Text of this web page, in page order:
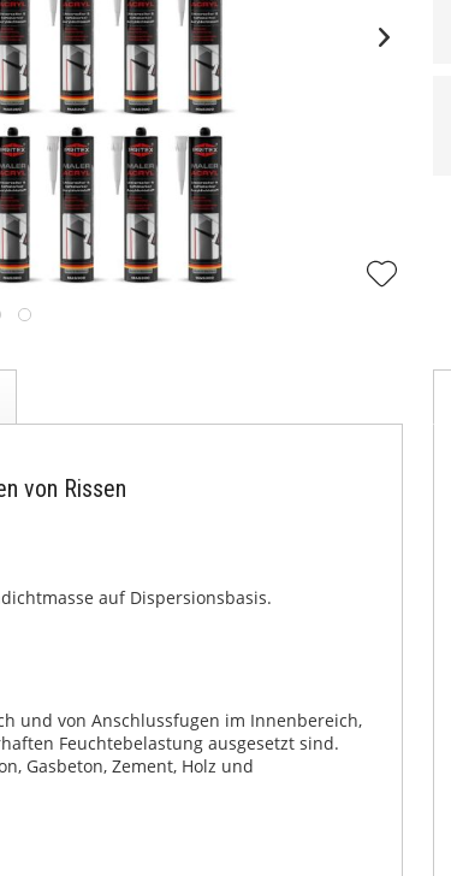
von Rissen
auf Dispersionsbasis.
und von Anschlussfugen im Innenbereich,
Feuchtebelastung ausgesetzt sind.
Gasbeton, Zement, Holz und